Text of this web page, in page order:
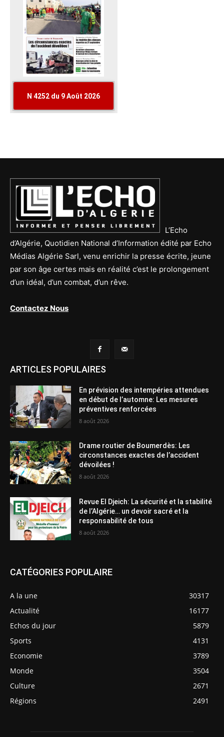
L’Echo
d’Algérie, Quotidien National d’Information édité par Echo
Médias Algérie Sarl, venu enrichir la presse écrite, jeune
par son âge certes mais en réalité c’est le prolongement
d’un idéal, d’un combat, d’un rêve.
Contactez Nous
ARTICLES POPULAIRES
En prévision des intempéries attendues
en début de l’automne: Les mesures
préventives renforcées
8 août 2026
Drame routier de Boumerdès: Les
circonstances exactes de l’accident
dévoilées !
8 août 2026
Revue El Djeich: La sécurité et la stabilité
de l’Algérie… un devoir sacré et la
responsabilité de tous
8 août 2026
CATÉGORIES POPULAIRE
A la une
30317
Actualité
16177
Echos du jour
5879
Sports
4131
Economie
3789
Monde
3504
Culture
2671
Régions
2491